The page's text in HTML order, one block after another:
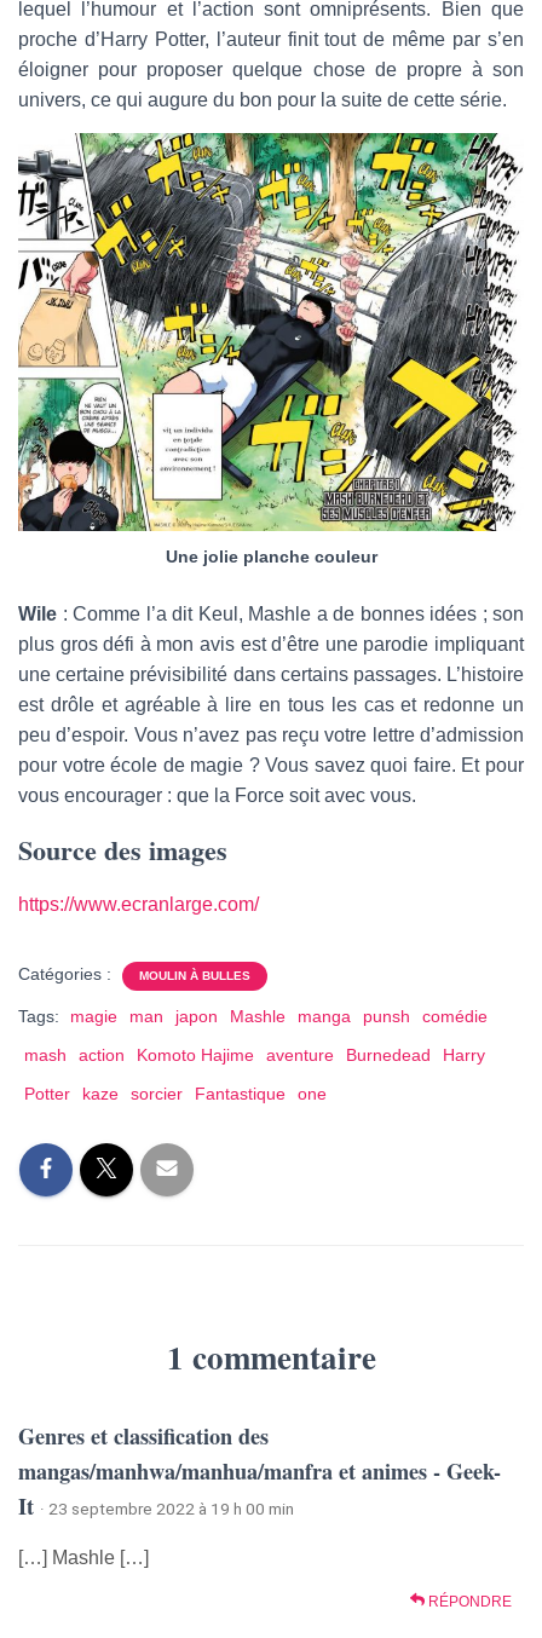
lequel l’humour et l’action sont omniprésents. Bien que
proche d’Harry Potter, l’auteur finit tout de même par s’en
éloigner pour proposer quelque chose de propre à son
univers, ce qui augure du bon pour la suite de cette série.
Une jolie planche couleur
Wile : Comme l’a dit Keul, Mashle a de bonnes idées ; son
plus gros défi à mon avis est d’être une parodie impliquant
une certaine prévisibilité dans certains passages. L’histoire
est drôle et agréable à lire en tous les cas et redonne un
peu d’espoir. Vous n’avez pas reçu votre lettre d’admission
pour votre école de magie ? Vous savez quoi faire. Et pour
vous encourager : que la Force soit avec vous.
Source des images
https://www.ecranlarge.com/
Catégories : MOULIN À BULLES
Tags: magie man japon Mashle manga punsh
comédie
mash
action Komoto Hajime aventure Burnedead
Harry
Potter
kaze sorcier Fantastique one
1 commentaire
Genres et classification des
mangas/manhwa/manhua/manfra et animes - Geek-
It · 23 septembre 2022 à 19 h 00 min
[…] Mashle […]
RÉPONDRE